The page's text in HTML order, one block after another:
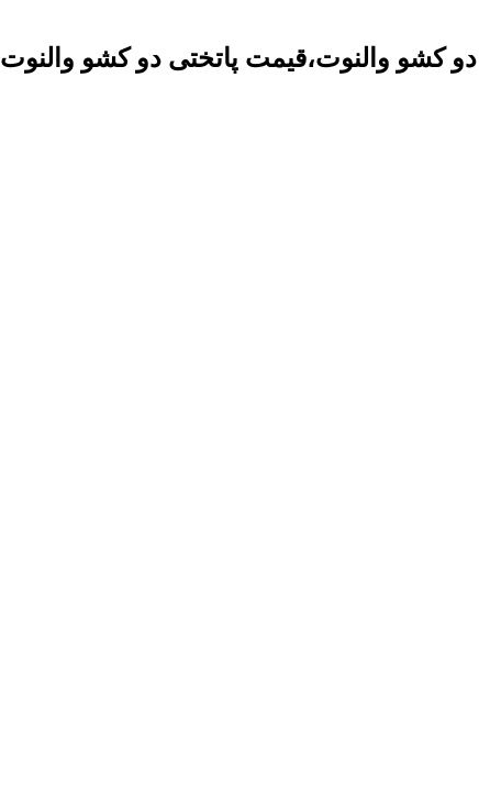
کشو والنوت،قیمت پاتختی دو کشو والنوت